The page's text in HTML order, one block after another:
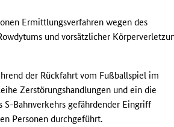
Ermittlungsverfahren wegen des
und vorsätzlicher
der Rückfahrt vom Fußballspiel im
Zerstörungshandlungen und ein die
S-Bahnverkehrs gefährdender Eingriff
Personen durchgeführt.